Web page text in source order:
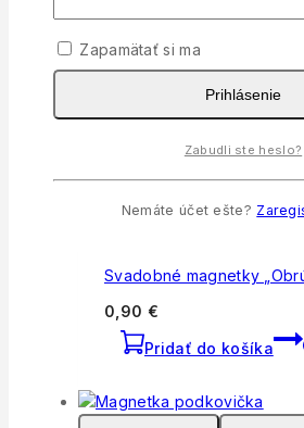
8€
Add To Wishlist
Svadobné magnetky
0,90 €
Pridať do košíka
Zapamätať si ma
Prihlásenie
Zabudli ste heslo?
Nemáte účet ešte?